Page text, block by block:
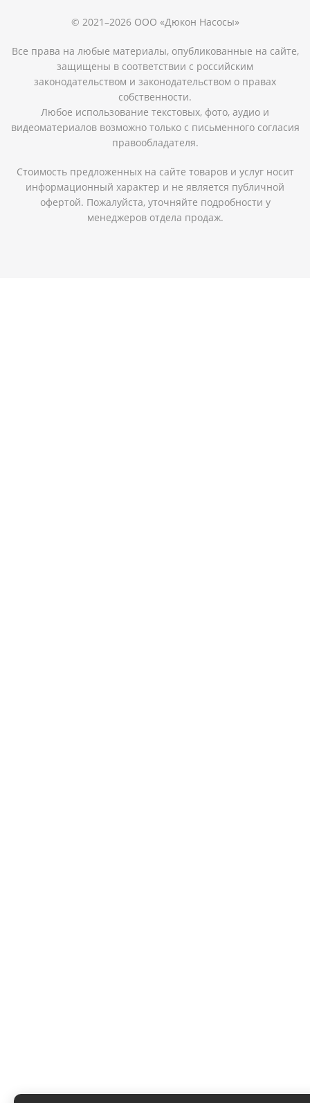
© 2021–2026 ООО «Дюкон Насосы»
Все права на любые материалы, опубликованные на сайте,
защищены в соответствии с российским
законодательством и законодательством о правах
собственности.
Любое использование текстовых, фото, аудио и
видеоматериалов возможно только с письменного согласия
правообладателя.
Стоимость предложенных на сайте товаров и услуг носит
информационный характер и не является публичной
офертой. Пожалуйста, уточняйте подробности у
менеджеров отдела продаж.